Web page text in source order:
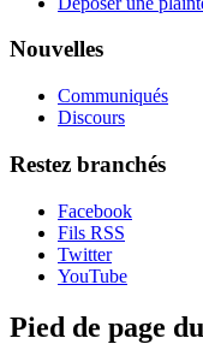
Nouvelles
Communiqués
Discours
Restez branchés
Facebook
Fils RSS
Twitter
YouTube
Pied de page